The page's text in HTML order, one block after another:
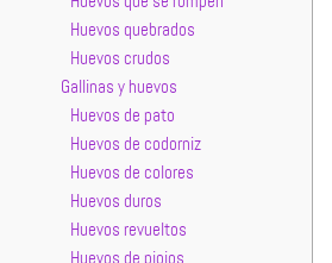
Huevos quebrados
Huevos crudos
Gallinas y huevos
Huevos de pato
Huevos de codorniz
Huevos de colores
Huevos duros
Huevos revueltos
Huevos de piojos